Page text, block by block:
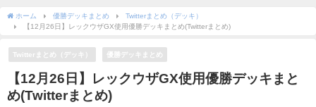
ホーム 優勝デッキまとめ
Twitterまとめ（デッキ）
【12月26日】レックウザGX使用優勝デッキまとめ(Twitterまとめ)
Twitterまとめ（デッキ） 優勝デッキまとめ
【12月26日】レックウザGX使用優勝デッキまと
め(Twitterまとめ)